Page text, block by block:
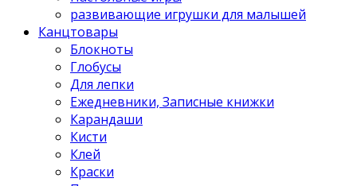
развивающие игрушки для малышей
Канцтовары
Блокноты
Глобусы
Для лепки
Ежедневники, Записные книжки
Карандаши
Кисти
Клей
Краски